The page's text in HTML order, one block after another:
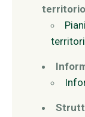
territorio